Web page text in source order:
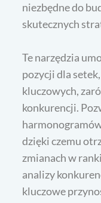
niezbędne do
skutecznych
Te narzędzia
pozycji dla
kluczowych,
konkurencji.
dzięki czemu
zmianach w
analizy
kluczowe